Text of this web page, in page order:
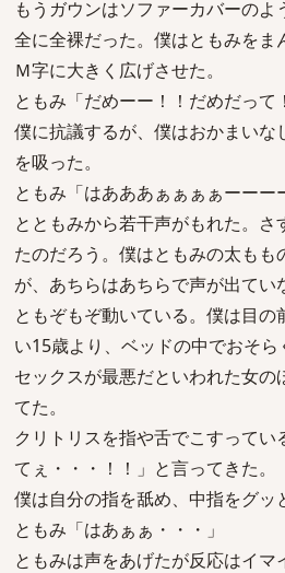
もうガウンはソファーカバーの
全に全裸だった。僕はともみをま
Ｍ字に大きく広げさせた。
ともみ「だめーー！！だめだっ
僕に抗議するが、僕はおかまいな
を吸った。
ともみ「はあああぁぁぁぁーーー
とともみから若干声がもれた。さ
たのだろう。僕はともみの太もも
が、あちらはあちらで声が出てい
ともぞもぞ動いている。僕は目の
い15歳より、ベッドの中でおそら
セックスが最悪だといわれた女
てた。
クリトリスを指や舌でこすって
てぇ・・・！！」と言ってきた。
僕は自分の指を舐め、中指をグッ
ともみ「はあぁぁ・・・」
ともみは声をあげたが反応はイ